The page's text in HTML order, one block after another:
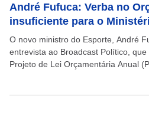
André Fufuca: Verba no
insuficiente para o
O novo ministro do Esporte, André
entrevista ao Broadcast Político,
Projeto de Lei Orçamentária Anual